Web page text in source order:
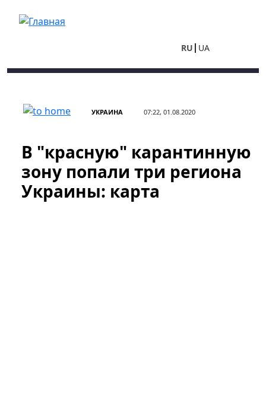
RU UA
УКРАИНА 07:22, 01.08.2020
В "красную" карантинную
зону попали три региона
Украины: карта